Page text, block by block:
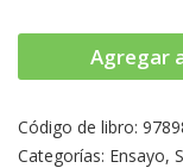
Agregar
Código de libro:
Categorías: Ensayo,